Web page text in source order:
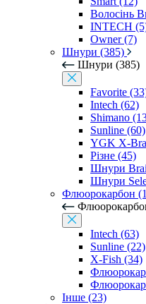
Волосінь
INTECH
Owner (7)
Шнури (385)
Шнури (385)
Favorite
Intech (62)
Shimano
Sunline (60)
YGK X-
Різне (45)
Шнури
Шнури
Флюорокарбон
Intech (63)
Sunline (22)
X-Fish (34)
Інше (23)